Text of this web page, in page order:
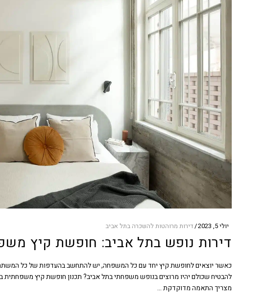
יולי 5, 2023 דירות מרוהטות להשכרה בתל אביב
דירות נופש בתל אביב: חופשת קיץ
כאשר יוצאים לחופשת קיץ יחד עם כל המשפחה, יש להתחשב בהעדפות של כל
להבטיח שכולם יהיו מרוצים בנופש משפחתי בתל אביב? תכנון חופשת קיץ משפחתית
מצריך התאמה מדוקדקת